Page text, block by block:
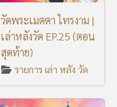
วัดพระเมตตา ไทรงาม |
เล่าหลังวัด EP.25 (ตอน
สุดท้าย)
รายการ เล่า หลัง วัด